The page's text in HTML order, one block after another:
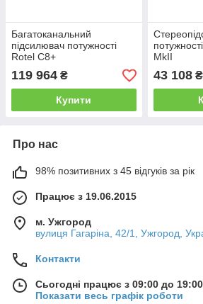
Багатоканальний
підсилювач потужності
Rotel C8+
119 964 ₴
Купити
MkII
43 108₴
Про нас
98% позитивних з 45 відгуків за рік
Працює з 19.06.2015
м. Ужгород
вулиця Гагаріна, 42/1, Ужгород,
Контакти
Сьогодні працює з 09:00 до 19:00
Показати весь графік роботи